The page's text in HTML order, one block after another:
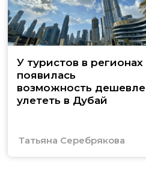
У туристов в регионах
появилась
возможность дешевле
улететь в Дубай
Татьяна Серебрякова